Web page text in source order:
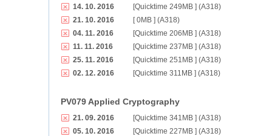
14. 10. 2016
[Quicktime 249MB ] (A318)
21. 10. 2016
[ 0MB ] (A318)
04. 11. 2016
[Quicktime 206MB ] (A318)
11. 11. 2016
[Quicktime 237MB ] (A318)
25. 11. 2016
[Quicktime 251MB ] (A318)
02. 12. 2016
[Quicktime 311MB ] (A318)
PV079 Applied Cryptography
21. 09. 2016
[Quicktime 341MB ] (A318)
05. 10. 2016
[Quicktime 227MB ] (A318)